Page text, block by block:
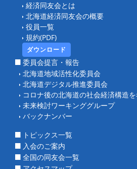
経済同友会とは
北海道経済同友会の概要
役員一覧
規約(PDF)
ダウンロード
委員会提言・報告
北海道地域活性化委員会
北海道デジタル推進委員会
コロナ後の北海道の社会経済構造
未来検討ワーキンググループ
バックナンバー
トピックス一覧
入会のご案内
全国の同友会一覧